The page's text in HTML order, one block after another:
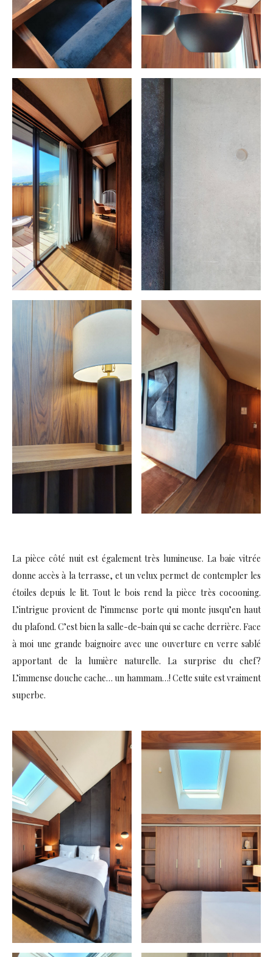
La pièce côté nuit est également très lumineuse. La baie vitrée
donne accès à la terrasse, et un velux permet de contempler les
étoiles depuis le lit. Tout le bois rend la pièce très cocooning.
L’intrigue provient de l’immense porte qui monte jusqu’en haut
du plafond. C’est bien la salle-de-bain qui se cache derrière. Face
à moi une grande baignoire avec une ouverture en verre sablé
apportant de la lumière naturelle. La surprise du chef?
L’immense douche cache… un hammam…! Cette suite est vraiment
superbe.